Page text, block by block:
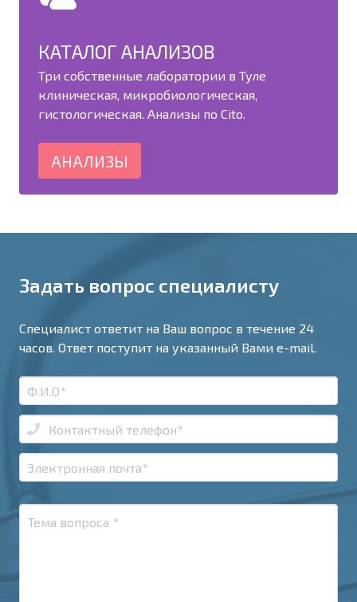
КАТАЛОГ АНАЛИЗОВ
Три собственные лаборатории в Туле
клиническая, микробиологическая,
гистологическая. Анализы по Cito.
АНАЛИЗЫ
Задать вопрос специалисту
Специалист ответит на Ваш вопрос в течение 24
часов. Ответ поступит на указанный Вами e-mail.